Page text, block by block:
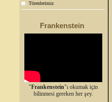
Törenlerimiz
Frankenstein
"Frankenstein"ı okumak için
bilinmesi gereken her şey.